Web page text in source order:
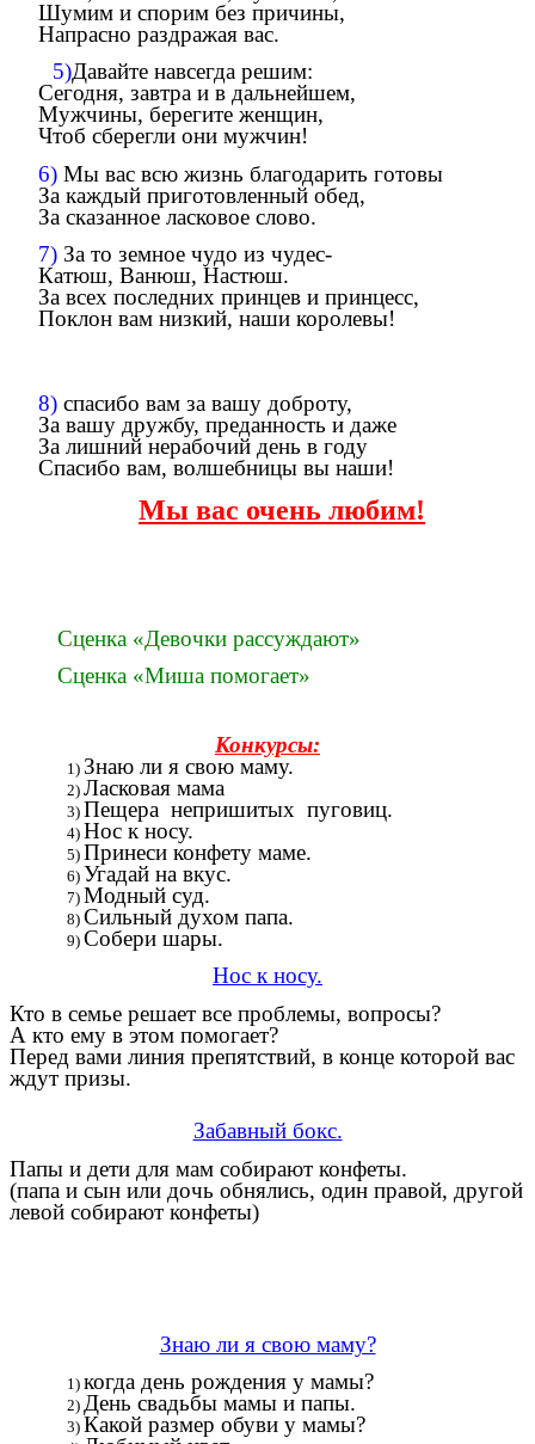
Шумим и спорим без причины,
Напрасно раздражая вас.
5)Давайте навсегда решим:
Сегодня, завтра и в дальнейшем,
Мужчины, берегите женщин,
Чтоб сберегли они мужчин!
6) Мы вас всю жизнь благодарить готовы
За каждый приготовленный обед,
За сказанное ласковое слово.
7) За то земное чудо из чудес-
Катюш, Ванюш, Настюш.
За всех последних принцев и принцесс,
Поклон вам низкий, наши королевы!
8) спасибо вам за вашу доброту,
За вашу дружбу, преданность и даже
За лишний нерабочий день в году
Спасибо вам, волшебницы вы наши!
Мы вас очень любим!
Сценка «Девочки рассуждают»
Сценка «Миша помогает»
Конкурсы:
Знаю ли я свою маму.
Ласковая мама
Пещера непришитых пуговиц.
Нос к носу.
Принеси конфету маме.
Угадай на вкус.
Модный суд.
Сильный духом папа.
Собери шары.
Нос к носу.
Кто в семье решает все проблемы, вопросы?
А кто ему в этом помогает?
Перед вами линия препятствий, в конце которой вас
ждут призы.
Забавный бокс.
Папы и дети для мам собирают конфеты.
(папа и сын или дочь обнялись, один правой, другой
левой собирают конфеты)
Знаю ли я свою маму?
когда день рождения у мамы?
День свадьбы мамы и папы.
Какой размер обуви у мамы?